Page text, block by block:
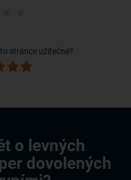
stránce užitečné?
o levných
dovolených